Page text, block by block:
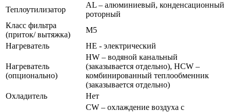
Теплоутилизатор
AL – алюминиевый, конденсационный
роторный
Класс фильтра
(приток/ вытяжка)
M5
Нагреватель
НЕ - электрический
Нагреватель
(опционально)
HW – водяной канальный
(заказывается отдельно), HCW –
комбинированный теплообменник
(заказывается отдельно)
Охладитель
Нет
CW – охлаждение воздуха с